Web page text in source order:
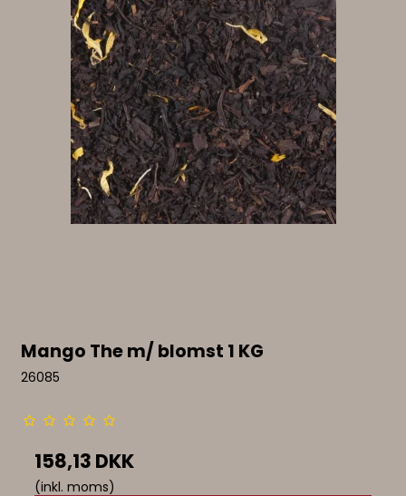
Mango The m/ blomst 1 KG
26085
158,13 DKK
(inkl. moms)